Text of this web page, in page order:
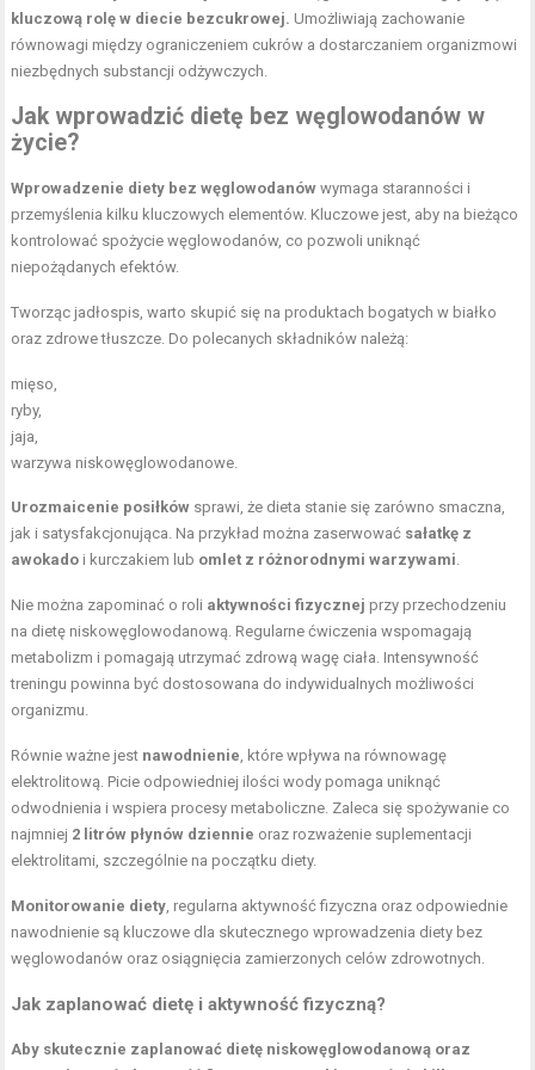
kluczową rolę w diecie bezcukrowej. Umożliwiają zachowanie
równowagi między ograniczeniem cukrów a dostarczaniem organizmowi
niezbędnych substancji odżywczych.
Jak wprowadzić dietę bez węglowodanów w
życie?
Wprowadzenie diety bez węglowodanów wymaga staranności i
przemyślenia kilku kluczowych elementów. Kluczowe jest, aby na bieżąco
kontrolować spożycie węglowodanów, co pozwoli uniknąć
niepożądanych efektów.
Tworząc jadłospis, warto skupić się na produktach bogatych w białko
oraz zdrowe tłuszcze. Do polecanych składników należą:
mięso,
ryby,
jaja,
warzywa niskowęglowodanowe.
Urozmaicenie posiłków sprawi, że dieta stanie się zarówno smaczna,
jak i satysfakcjonująca. Na przykład można zaserwować sałatkę z
awokado i kurczakiem lub omlet z różnorodnymi warzywami
Nie można zapominać o roli aktywności fizycznej przy przechodzeniu
na dietę niskowęglowodanową. Regularne ćwiczenia wspomagają
metabolizm i pomagają utrzymać zdrową wagę ciała. Intensywność
treningu powinna być dostosowana do indywidualnych możliwości
organizmu.
Równie ważne jest nawodnienie , które wpływa na równowagę
elektrolitową. Picie odpowiedniej ilości wody pomaga uniknąć
odwodnienia i wspiera procesy metaboliczne. Zaleca się spożywanie co
najmniej 2 litrów płynów dziennie oraz rozważenie suplementacji
elektrolitami, szczególnie na początku diety.
Monitorowanie diety , regularna aktywność fizyczna oraz odpowiednie
nawodnienie są kluczowe dla skutecznego wprowadzenia diety bez
węglowodanów oraz osiągnięcia zamierzonych celów zdrowotnych.
Jak zaplanować dietę i aktywność fizyczną?
Aby skutecznie zaplanować dietę niskowęglowodanową oraz